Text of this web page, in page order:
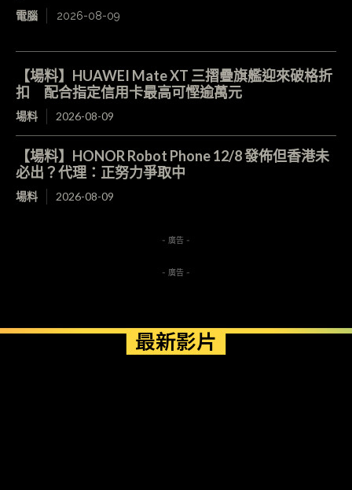
電腦 2026-08-09
【場料】HUAWEI Mate XT 三摺疊旗艦迎來破格折
扣 配合指定信用卡最高可慳逾萬元
場料 2026-08-09
【場料】HONOR Robot Phone 12/8 發佈但香港未
必出？代理：正努力爭取中
場料 2026-08-09
- 廣告 -
- 廣告 -
最新影片